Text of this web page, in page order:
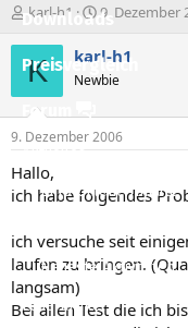
Downloads
Preisvergleich
Forum
Aktuelles
Empfohlene Inhalte
Neueste Aktivitäten
Leserartikel
E
r
s
t
l
e
r
karl-h1
E
r
s
t
e
l
t
9. Dezember
K karl-h1
Newbie
9. Dezember 2006
Hallo,
ich habe folgendes
ich versuche seit
laufen zu bringen.
langsam)
Bei allen Test die ich